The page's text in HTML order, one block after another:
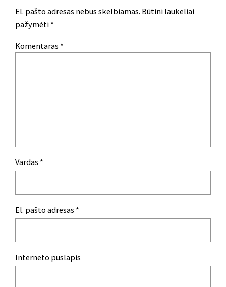
El. pašto adresas nebus skelbiamas. Būtini laukeliai
pažymėti *
Komentaras *
Vardas *
El. pašto adresas *
Interneto puslapis